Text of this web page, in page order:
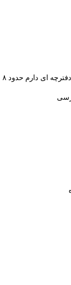
هستم الان داخل اضاف هستم ۶ ماه پشت دفترچه ای دارم حدود ۸